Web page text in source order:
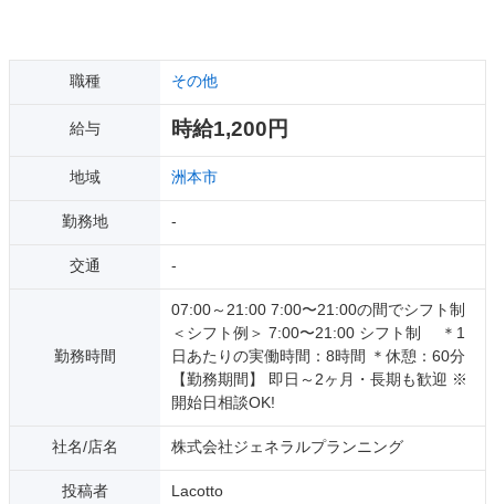
職種 その他
給与 時給1,200円
地域 洲本市
勤務地 -
交通 -
勤務時間
07:00～21:00 7:00〜21:00の間でシフト制
＜シフト例＞ 7:00〜21:00 シフト制 ＊1
日あたりの実働時間：8時間 ＊休憩：60分
【勤務期間】 即日～2ヶ月・長期も歓迎 ※
開始日相談OK!
社名/店名 株式会社ジェネラルプランニング
投稿者 Lacotto